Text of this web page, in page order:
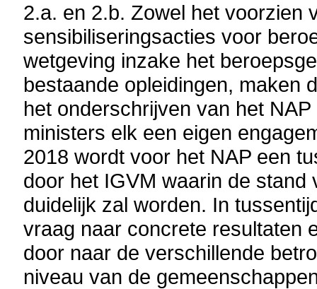
2.a. en 2.b. Zowel het voorzien
sensibiliseringsacties voor
wetgeving inzake het
bestaande opleidingen, maken
het onderschrijven van het
ministers elk een eigen
2018 wordt voor het NAP een
door het IGVM waarin de
duidelijk zal worden. In
vraag naar concrete resultaten
door naar de verschillende
niveau van de